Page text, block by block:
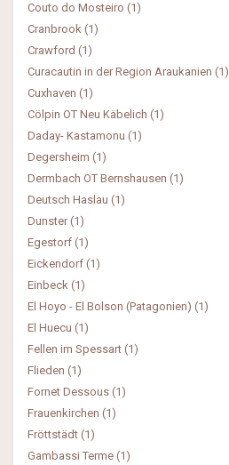
Couto do Mosteiro (1)
Cranbrook (1)
Crawford (1)
Curacautin in der Region Araukanien (1)
Cuxhaven (1)
Cölpin OT Neu Käbelich (1)
Daday- Kastamonu (1)
Degersheim (1)
Dermbach OT Bernshausen (1)
Deutsch Haslau (1)
Dunster (1)
Egestorf (1)
Eickendorf (1)
Einbeck (1)
El Hoyo - El Bolson (Patagonien) (1)
El Huecu (1)
Fellen im Spessart (1)
Flieden (1)
Fornet Dessous (1)
Frauenkirchen (1)
Fröttstädt (1)
Gambassi Terme (1)